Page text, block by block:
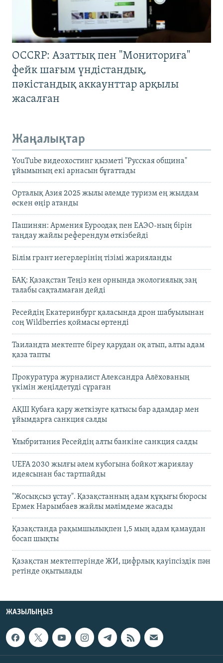
OCCRP: Азаттық пен "Мониториға"
фейк шағым үндістандық,
пәкістандық аккаунттар арқылы
жасалған
Жаңалықтар
YouTube видеохостинг қызметі "Русская община"
ұйымының екі арнасын бұғаттады
Орталық Азия 2025 жылы әлемде туризм ең жылдам
өскен өңір атанды
Пашинян: Армения Еуроодақ пен ЕАЭО-ның бірін
таңдау жайлы референдум өткізбейді
Білім грант иегерлерінің тізімі жарияланды
БАҚ: Қазақстан Теңіз кен орнында экологиялық заң
талабы сақталмаған дейді
Ресейдің Екатеринбург қаласында дрон шабуылынан
соң Wildberries қоймасы өртенді
Таиландта мектепте біреу қарудан оқ атып, алты адам
қаза тапты
Прокуратура журналист Александра Алёхованың
үкімін жеңілдетуді сұраған
АҚШ Кубаға қару жеткізуге қатысы бар адамдар мен
ұйымдарға санкция салды
Ұлыбритания Ресейдің алты банкіне санкция салды
UEFA 2030 жылғы әлем кубогына бойкот жариялау
идеясынан бас тартпайды
"Жосықсыз ұстау". Қазақстанның адам құқығы бюросы
Ермек Нарымбаев жайлы мәлімдеме жасады
Қазақстанда рақымшылықпен 1,5 мың адам қамаудан
босап шықты
Қазақстан мектептерінде ЖИ, цифрлық қауіпсіздік пән
ретінде оқытылады
ЖАЗЫЛЫҢЫЗ